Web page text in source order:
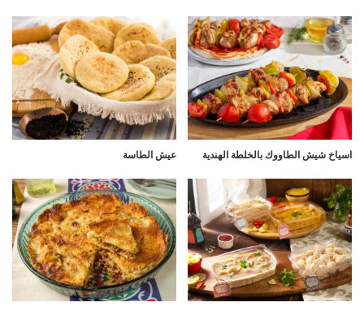
اسياخ شيش الطاووك بالخلطة الهندية عيش الطاسة